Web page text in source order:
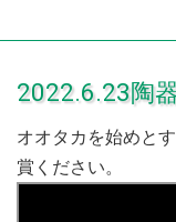
2022.6.23陶
オオタカを始めと
賞ください。